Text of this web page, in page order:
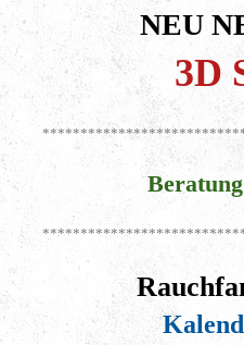
NEU
3D